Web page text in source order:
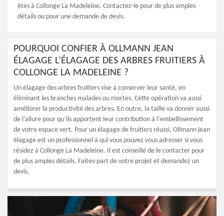
êtes à Collonge La Madeleine. Contactez-le pour de plus amples
détails ou pour une demande de devis.
POURQUOI CONFIER À OLLMANN JEAN
ÉLAGAGE L’ÉLAGAGE DES ARBRES FRUITIERS À
COLLONGE LA MADELEINE ?
Un élagage des arbres fruitiers vise à conserver leur santé, en
éliminant les branches malades ou mortes. Cette opération va aussi
améliorer la productivité des arbres. En outre, la taille va donner aussi
de l’allure pour qu’ils apportent leur contribution à l’embellissement
de votre espace vert. Pour un élagage de fruitiers réussi, Ollmann jean
élagage est un professionnel à qui vous pouvez vous adresser si vous
résidez à Collonge La Madeleine. Il est conseillé de le contacter pour
de plus amples détails. Faites-part de votre projet et demandez un
devis.